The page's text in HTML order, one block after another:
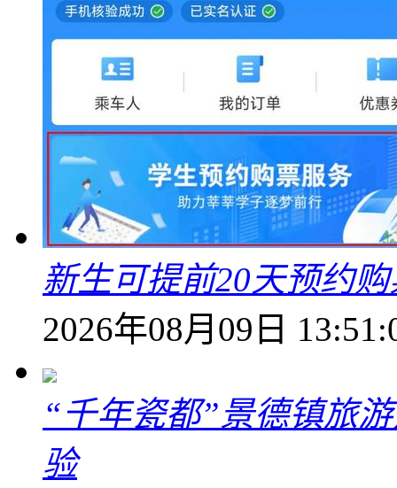
新生可提前20天预约
2026年08月09日
“千年瓷都”景德镇旅
验